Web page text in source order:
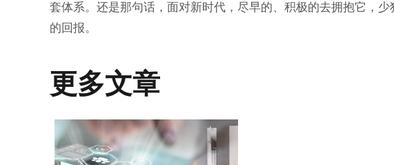
套体系。还是那句话，面对新时代，尽早的、积极的去拥抱它，
的回报。
更多文章